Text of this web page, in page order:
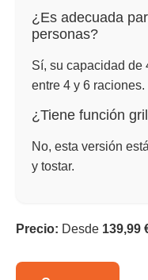
¿Es adecuada
personas?
Sí, su capacidad de
entre 4 y 6 raciones.
¿Tiene función
No, esta versión
y tostar.
Precio: Desde 139,99